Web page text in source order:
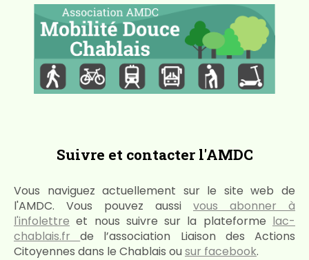
Suivre et contacter l'AMDC
Vous naviguez actuellement sur le site web de
l'AMDC. Vous pouvez aussi vous abonner à
l'infolettre et nous suivre sur la plateforme lac-
chablais.frde l’association Liaison des Actions
Citoyennes dans le Chablais ousur facebook.